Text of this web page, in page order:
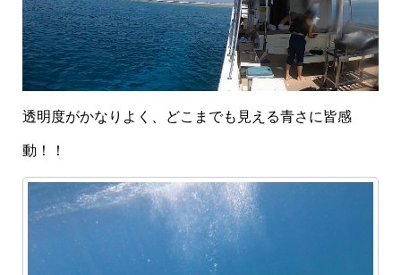
透明度がかなりよく、どこまでも見える青さに皆感
動！！